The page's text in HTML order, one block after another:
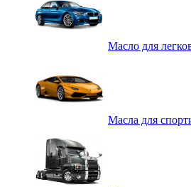
Масло для
Масла для